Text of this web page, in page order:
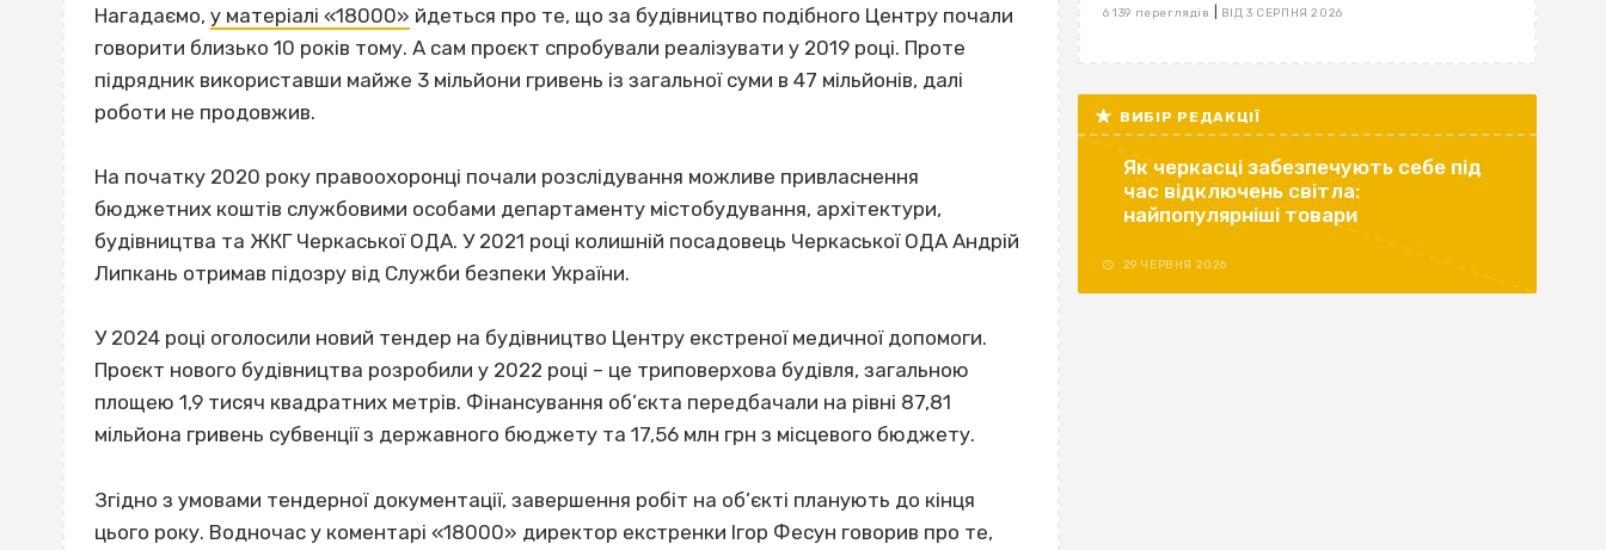
Нагадаємо, у матеріалі «18000» йдеться про те, що за будівництво подібного Центру почали
говорити близько 10 років тому. А сам проєкт спробували реалізувати у 2019 році. Проте
підрядник використавши майже 3 мільйони гривень із загальної суми в 47 мільйонів, далі
роботи не продовжив.
На початку 2020 року правоохоронці почали розслідування можливе привласнення
бюджетних коштів службовими особами департаменту містобудування, архітектури,
будівництва та ЖКГ Черкаської ОДА. У 2021 році колишній посадовець Черкаської ОДА Андрій
Липкань отримав підозру від Служби безпеки України.
У 2024 році оголосили новий тендер на будівництво Центру екстреної медичної допомоги.
Проєкт нового будівництва розробили у 2022 році – це триповерхова будівля, загальною
площею 1,9 тисяч квадратних метрів. Фінансування об’єкта передбачали на рівні 87,81
мільйона гривень субвенції з державного бюджету та 17,56 млн грн з місцевого бюджету.
Згідно з умовами тендерної документації, завершення робіт на об’єкті планують до кінця
цього року. Водночас у коментарі «18000» директор екстренки Ігор Фесун говорив про те,
6 139 переглядів ВІД 3 СЕРПНЯ 2026
ВИБІР РЕДАКЦІЇ
Як черкасці забезпечують себе під
час відключень світла:
найпопулярніші товари
29 ЧЕРВНЯ 2026